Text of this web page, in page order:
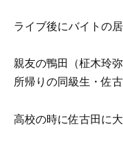
ライブ後にバイトの
親友の鴨田（柾木玲
所帰りの同級生・佐
高校の時に佐古田に